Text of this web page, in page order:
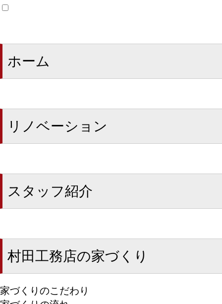
ホーム
リノベーション
スタッフ紹介
村田工務店の家づくり
家づくりのこだわり